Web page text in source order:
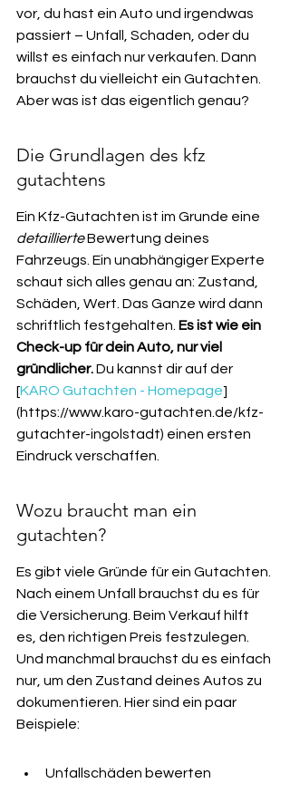
vor, du hast ein Auto und irgendwas
passiert – Unfall, Schaden, oder du
willst es einfach nur verkaufen. Dann
brauchst du vielleicht ein Gutachten.
Aber was ist das eigentlich genau?
Die Grundlagen des kfz
gutachtens
Ein Kfz-Gutachten ist im Grunde eine
detaillierte Bewertung deines
Fahrzeugs. Ein unabhängiger Experte
schaut sich alles genau an: Zustand,
Schäden, Wert. Das Ganze wird dann
schriftlich festgehalten. Es ist wie ein
Check-up für dein Auto, nur viel
gründlicher. Du kannst dir auf der
[KARO Gutachten - Homepage]
(https://www.karo-gutachten.de/kfz-
gutachter-ingolstadt) einen ersten
Eindruck verschaffen.
Wozu braucht man ein
gutachten?
Es gibt viele Gründe für ein Gutachten.
Nach einem Unfall brauchst du es für
die Versicherung. Beim Verkauf hilft
es, den richtigen Preis festzulegen.
Und manchmal brauchst du es einfach
nur, um den Zustand deines Autos zu
dokumentieren. Hier sind ein paar
Beispiele:
Unfallschäden bewerten